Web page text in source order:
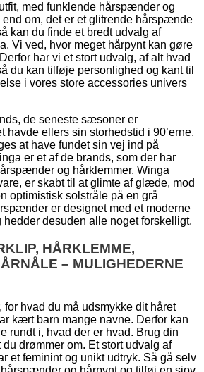
med funklende hårspænder og
om, det er et glitrende hårspænde
kan du finde et bredt udvalg af
Vi ved, hvor meget hårpynt kan gøre
har vi et stort udvalg, af alt hvad
du kan tilføje personlighed og kant til
i vores store accessories univers
de seneste sæsoner er
ellers sin storhedstid i 90’erne,
at have fundet sin vej ind på
er et af de brands, som der har
og hårklemmer. Winga
er skabt til at glimte af glæde, mod
optimistisk solstråle på en grå
er designet med et moderne
hedder desuden alle noget forskelligt.
HÅRKLEMME,
– MULIGHEDERNE
hvad du må udsmykke dit håret
kært barn mange navne. Derfor kan
rundt i, hvad der er hvad. Brug din
drømmer om. Et stort udvalg af
et feminint og unikt udtryk. Så gå selv